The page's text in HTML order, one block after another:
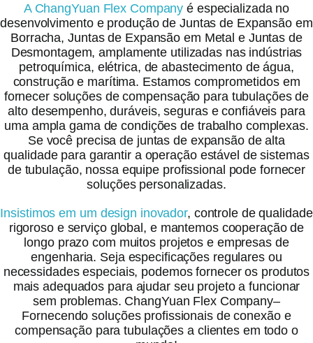
A ChangYuan Flex Company é especializada no
desenvolvimento e produção de Juntas de Expansão em
Borracha, Juntas de Expansão em Metal e Juntas de
Desmontagem, amplamente utilizadas nas indústrias
petroquímica, elétrica, de abastecimento de água,
construção e marítima. Estamos comprometidos em
fornecer soluções de compensação para tubulações de
alto desempenho, duráveis, seguras e confiáveis para
uma ampla gama de condições de trabalho complexas.
Se você precisa de juntas de expansão de alta
qualidade para garantir a operação estável de sistemas
de tubulação, nossa equipe profissional pode fornecer
soluções personalizadas.
Insistimos em um design inovador, controle de qualidade
rigoroso e serviço global, e mantemos cooperação de
longo prazo com muitos projetos e empresas de
engenharia. Seja especificações regulares ou
necessidades especiais, podemos fornecer os produtos
mais adequados para ajudar seu projeto a funcionar
sem problemas. ChangYuan Flex Company–
Fornecendo soluções profissionais de conexão e
compensação para tubulações a clientes em todo o